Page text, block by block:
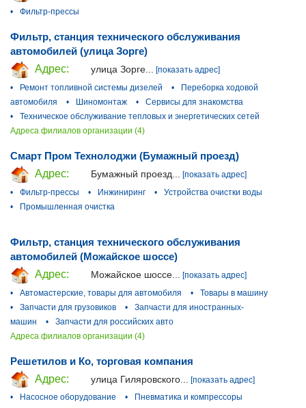
•
Фильтр-прессы
Фильтр, станция технического обслуживания
автомобилей (улица Зорге)
Адрес:
улица Зорге... [показать адрес]
•
Ремонт топливной системы дизелей •
Переборка ходовой
автомобиля
• Шиномонтаж •
Сервисы для знакомства
•
Техническое обслуживание тепловых и энергетических сетей
Адреса филиалов организации (4)
Смарт Пром Технолоджи (Бумажный проезд)
Адрес:
Бумажный проезд...
[показать адрес]
•
Фильтр-прессы • Инжиниринг •
Устройства очистки воды
•
Промышленная очистка
Фильтр, станция технического обслуживания
автомобилей (Можайское шоссе)
Адрес:
Можайское шоссе...
[показать адрес]
•
Автомастерские, товары для автомобиля •
Товары в машину
•
Запчасти для грузовиков •
Запчасти для иностранных-
машин
•
Запчасти для российских авто
Адреса филиалов организации (4)
Решетилов и Ко, торговая компания
Адрес:
улица Гиляровского...
[показать адрес]
•
Насосное оборудование •
Пневматика и компрессоры